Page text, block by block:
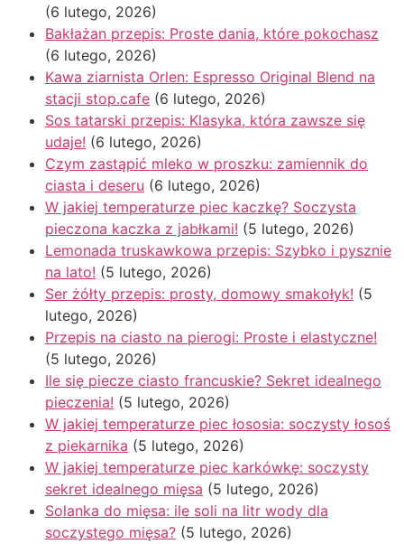
(6 lutego, 2026)
Bakłażan przepis: Proste dania, które pokochasz
(6 lutego, 2026)
Kawa ziarnista Orlen: Espresso Original Blend na
stacji stop.cafe (6 lutego, 2026)
Sos tatarski przepis: Klasyka, która zawsze się
udaje! (6 lutego, 2026)
Czym zastąpić mleko w proszku: zamiennik do
ciasta i deseru (6 lutego, 2026)
W jakiej temperaturze piec kaczkę? Soczysta
pieczona kaczka z jabłkami! (5 lutego, 2026)
Lemonada truskawkowa przepis: Szybko i pysznie
na lato! (5 lutego, 2026)
Ser żółty przepis: prosty, domowy smakołyk! (5
lutego, 2026)
Przepis na ciasto na pierogi: Proste i elastyczne!
(5 lutego, 2026)
Ile się piecze ciasto francuskie? Sekret idealnego
pieczenia! (5 lutego, 2026)
W jakiej temperaturze piec łososia: soczysty łosoś
z piekarnika (5 lutego, 2026)
W jakiej temperaturze piec karkówkę: soczysty
sekret idealnego mięsa (5 lutego, 2026)
Solanka do mięsa: ile soli na litr wody dla
soczystego mięsa? (5 lutego, 2026)